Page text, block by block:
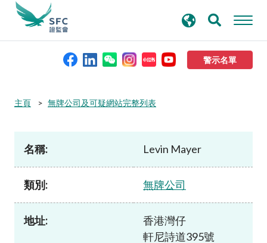
警示名單
本會簡介
規則及標準
資料庫
尋
主頁 無牌公司及可疑網站完整列表
名稱: Levin Mayer
類別: 無牌公司
地址:
香港灣仔
軒尼詩道395號